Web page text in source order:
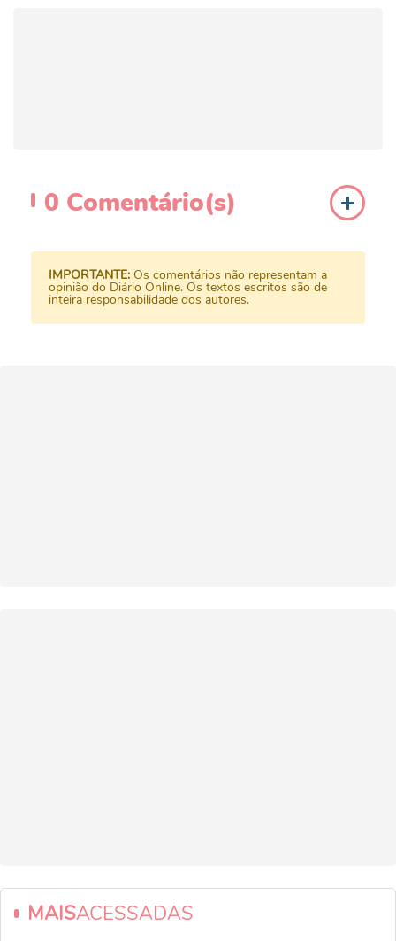
0 Comentário(s)
IMPORTANTE: Os comentários não representam a
opinião do Diário Online. Os textos escritos são de
inteira responsabilidade dos autores.
MAISACESSADAS